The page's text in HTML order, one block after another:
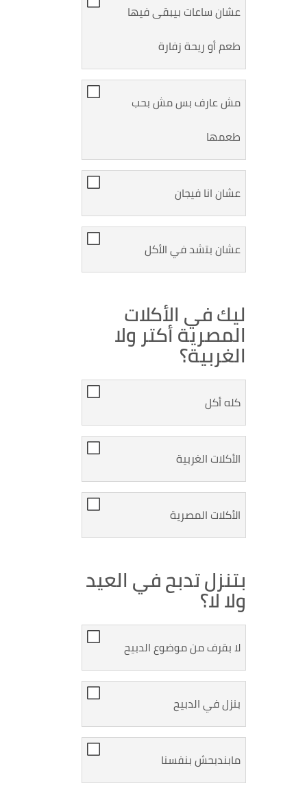
عشان ساعات بيبقى فيها
طعم أو ريحة زفارة
مش عارف بس مش بحب
طعمها
عشان انا فيجان
عشان بتشد في الأكل
ليك في الأكلات
المصرية أكتر ولا
الغربية؟
كله أكل
الأكلات الغربية
الأكلات المصرية
بتنزل تدبح في العيد
ولا لا؟
لا بقرف من موضوع الدبيح
بنزل في الدبيح
مابندبحش بنفسنا